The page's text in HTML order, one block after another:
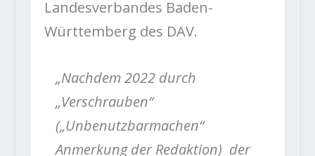
Landesverbandes Baden-
Württemberg des DAV.
„Nachdem 2022 durch
„Verschrauben“
(„Unbenutzbarmachen“
Anmerkung der Redaktion) der